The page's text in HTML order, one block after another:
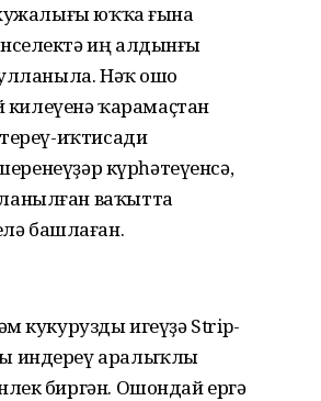
хужалығы юҡҡа ғына
иң алдынғы
Нәҡ ошо
ҡарамаҫтан
иҡтисади
күрһәтеүенсә,
ваҡытта
башлаған.
кукурузды игеүҙә Strip-
индереү аралыҡлы
биргән. Ошондай ергә